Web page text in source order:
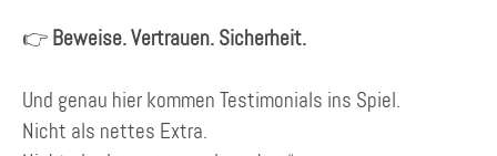
👉 Beweise. Vertrauen. Sicherheit.
Und genau hier kommen Testimonials ins Spiel.
Nicht als nettes Extra.